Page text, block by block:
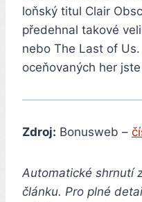
loňský titul Clair
předehnal takové
nebo The Last of
oceňovaných her
Zdroj: Bonusweb –
Automatické shrnutí
článku. Pro plné